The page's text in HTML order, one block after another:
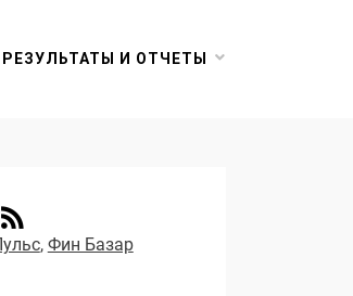
РЕЗУЛЬТАТЫ И ОТЧЕТЫ
, Фин Базар